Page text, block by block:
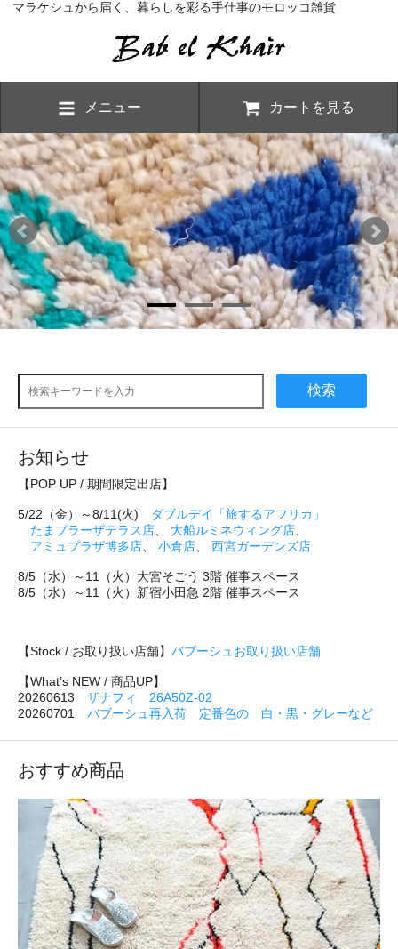
マラケシュから届く、暮らしを彩る手仕事のモロッコ雑貨
メニュー カートを見る
検索
お知らせ
【POP UP / 期間限定出店】
5/22（金）～8/11(火)
ダブルデイ「旅するアフリカ」
たまプラーザテラス店
大船ルミネウィング店
アミュプラザ博多店
小倉店 西宮ガーデンズ店
8/5（水）～11（火）大宮そごう 3階 催事スペース
8/5（水）～11（火）新宿小田急 2階 催事スペース
【Stock / お取り扱い店舗】 バブーシュお取り扱い店舗
【What’s NEW / 商品UP】
20260613 ザナフィ 26A50Z-02
20260701 バブーシュ再入荷 定番色の 白・黒・グレーなど
おすすめ商品